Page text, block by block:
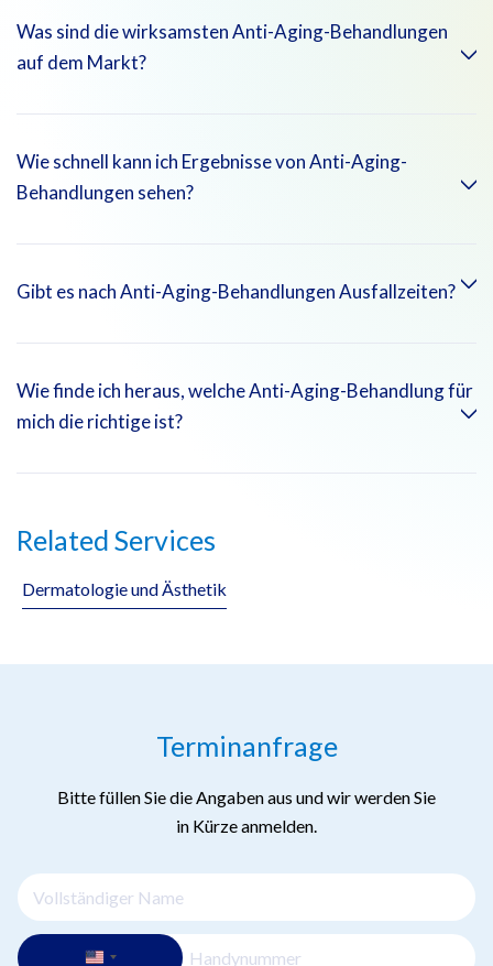
Related Services
Dermatologie und Ästhetik
Was sind die wirksamsten Anti-Aging-Behandlungen
auf dem Markt?
Die Emirates Hospitals Group bietet fortschrittliche
Behandlungen wie nicht-chirurgische Facelifts, Botox, PRP-
Alterserscheinungen effektiv zu reduzieren.
Wie schnell kann ich Ergebnisse von Anti-Aging-
Behandlungen sehen?
Die Ergebnisse variieren je nach Behandlung, wobei einige
PRP-Therapie, sich über einige Wochen hinweg verbessern.
Gibt es nach Anti-Aging-Behandlungen Ausfallzeiten?
Die meisten unserer Anti-Aging-Behandlungen, wie Botox
und Hautfüller, erfordern nur minimale bis gar keine
Aktivitäten nachgehen können.
Wie finde ich heraus, welche Anti-Aging-Behandlung für
mich die richtige ist?
individuellen Bedürfnisse beurteilen und einen auf Ihre Ziele
Terminanfrage
Bitte füllen Sie die Angaben aus und wir werden Sie
in Kürze anmelden.